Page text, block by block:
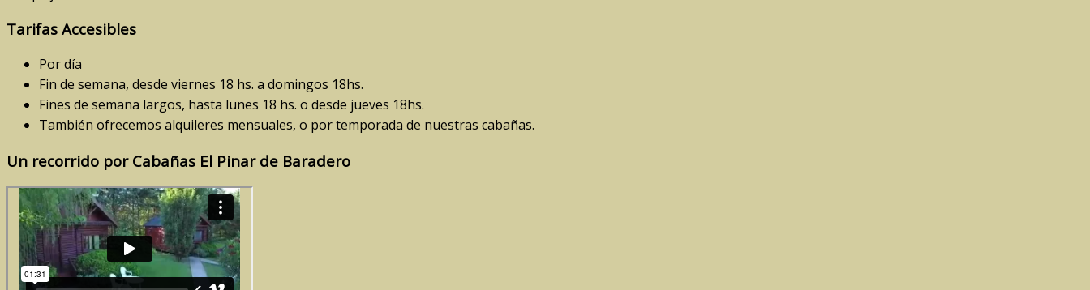
Tarifas Accesibles
Por día
Fin de semana, desde viernes 18 hs. a domingos 18hs.
Fines de semana largos, hasta lunes 18 hs. o desde jueves 18hs.
También ofrecemos alquileres mensuales, o por temporada de nuestras cabañas.
Un recorrido por Cabañas El Pinar de Baradero